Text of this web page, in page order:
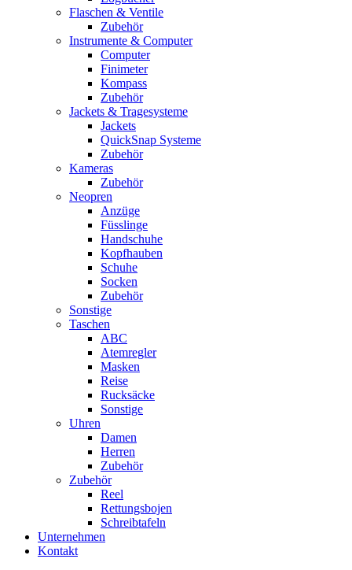
Flaschen & Ventile
Zubehör
Instrumente & Computer
Computer
Finimeter
Kompass
Zubehör
Jackets & Tragesysteme
Jackets
QuickSnap Systeme
Zubehör
Kameras
Zubehör
Neopren
Anzüge
Füsslinge
Handschuhe
Kopfhauben
Schuhe
Socken
Zubehör
Sonstige
Taschen
ABC
Atemregler
Masken
Reise
Rucksäcke
Sonstige
Uhren
Damen
Herren
Zubehör
Zubehör
Reel
Rettungsbojen
Schreibtafeln
Unternehmen
Kontakt